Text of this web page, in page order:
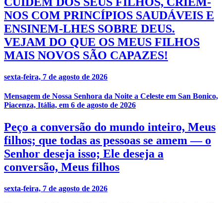
NOS COM PRINCÍPIOS SAUDÁVEIS E
ENSINEM-LHES SOBRE DEUS.
VEJAM DO QUE OS MEUS FILHOS
MAIS NOVOS SÃO CAPAZES!
sexta-feira, 7 de agosto de 2026
Mensagem de Nossa Senhora da Noite a Celeste em San Bonico,
Piacenza, Itália, em 6 de agosto de 2026
Peço a conversão do mundo inteiro, Meus
filhos; que todas as pessoas se amem — o
Senhor deseja isso; Ele deseja a
conversão, Meus filhos
sexta-feira, 7 de agosto de 2026